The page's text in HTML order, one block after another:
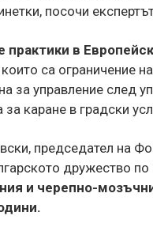
посочи
практики в
са ограничение
за управление след
за каране в градски
председател на
дружество
и черепно-